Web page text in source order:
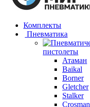
Комплекты
Пневматика
пистолеты
Атаман
Baikal
Borner
Gletcher
Stalker
Crosman